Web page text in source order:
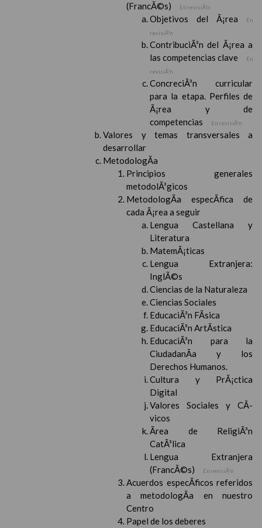
(FrancÃ©s) En revisiÃ³n
Objetivos del Ã¡rea
En
revisiÃ³n
ContribuciÃ³n del Ã¡rea a
las competencias clave
En
revisiÃ³n
ConcreciÃ³n curricular
para la etapa. Perfiles de
Ã¡rea y de
competencias
En revisiÃ³n
Valores y temas transversales a
desarrollar
MetodologÃ­a
Principios generales
metodolÃ³gicos
MetodologÃ­a especÃ­fica de
cada Ã¡rea a seguir
Lengua Castellana y
Literatura
MatemÃ¡ticas
Lengua Extranjera:
InglÃ©s
Ciencias de la Naturaleza
Ciencias Sociales
EducaciÃ³n FÃ­sica
EducaciÃ³n ArtÃ­stica
EducaciÃ³n para la
CiudadanÃ­a y los
Derechos Humanos.
Cultura y PrÃ¡ctica
Digital
Valores Sociales y CÃ­
vicos
Ãrea de ReligiÃ³n
CatÃ³lica
Lengua Extranjera
(FrancÃ©s)
En revisiÃ³n
Acuerdos especÃ­ficos referidos
a metodologÃ­a en nuestro
Centro
Papel de los deberes